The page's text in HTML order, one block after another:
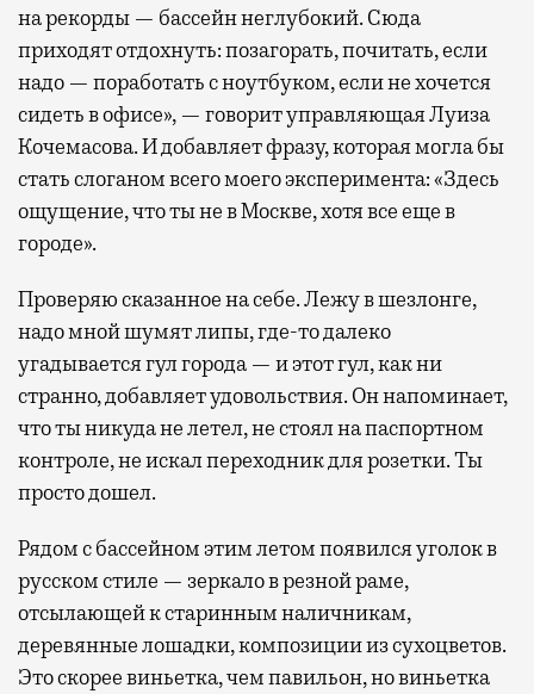
на рекорды — бассейн неглубокий. Сюда
приходят отдохнуть: позагорать, почитать, если
надо — поработать с ноутбуком, если не хочется
сидеть в офисе», — говорит управляющая Луиза
Кочемасова. И добавляет фразу, которая могла бы
стать слоганом всего моего эксперимента: «Здесь
ощущение, что ты не в Москве, хотя все еще в
городе».
Проверяю сказанное на себе. Лежу в шезлонге,
надо мной шумят липы, где-то далеко
угадывается гул города — и этот гул, как ни
странно, добавляет удовольствия. Он напоминает,
что ты никуда не летел, не стоял на паспортном
контроле, не искал переходник для розетки. Ты
просто дошел.
Рядом с бассейном этим летом появился уголок в
русском стиле — зеркало в резной раме,
отсылающей к старинным наличникам,
деревянные лошадки, композиции из сухоцветов.
Это скорее виньетка, чем павильон, но виньетка